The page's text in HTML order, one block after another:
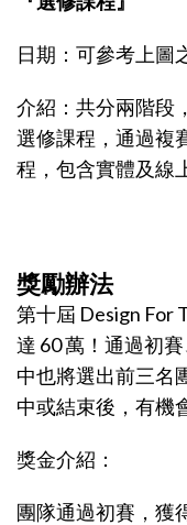
日期：可參考上圖
介紹：共分兩階段
選修課程，通過複
程，包含實體及線
獎勵辦法
第十屆 Design For
達 60 萬！通過初
中也將選出前三名
中或結束後，有機
獎金介紹：
團隊通過初賽，獲